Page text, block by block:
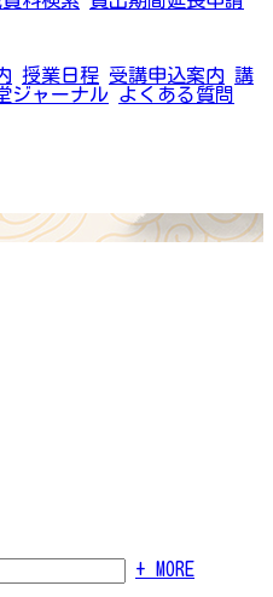
授業日程 受講申込案内 講
ジャーナル よくある質問
+ MORE